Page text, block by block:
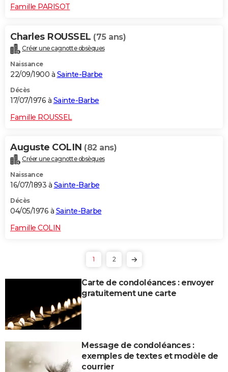
Famille PARISOT
Charles ROUSSEL (75 ans)
Créer une cagnotte obsèques
Naissance
22/09/1900 à Sainte-Barbe
Décès
17/07/1976 à Sainte-Barbe
Famille ROUSSEL
Auguste COLIN (82 ans)
Créer une cagnotte obsèques
Naissance
16/07/1893 à Sainte-Barbe
Décès
04/05/1976 à Sainte-Barbe
Famille COLIN
1 2
Carte de condoléances : envoyer
gratuitement une carte
Message de condoléances :
exemples de textes et modèle de
courrier